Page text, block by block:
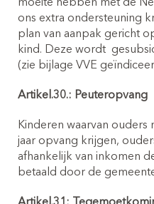
moeite hebben met de
ons extra ondersteuning
plan van aanpak gericht
kind. Deze wordt
(zie bijlage VVE
Artikel.30.: Peuteropvang
Kinderen waarvan ouders
jaar opvang krijgen,
afhankelijk van inkomen
betaald door de